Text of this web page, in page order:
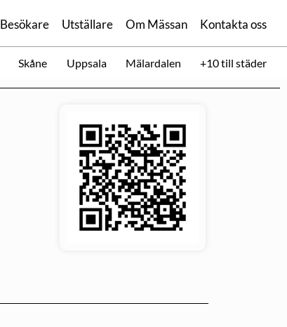
Besökare Utställare Om Mässan Kontakta oss
Skåne Uppsala Mälardalen +10 till städer